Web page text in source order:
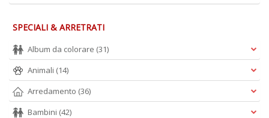
SPECIALI & ARRETRATI
Album da colorare (31)
Animali (14)
Arredamento (36)
Bambini (42)